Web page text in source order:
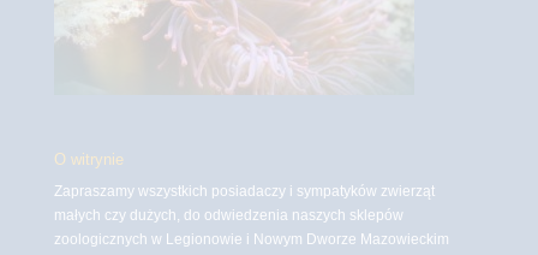
O witrynie
Zapraszamy wszystkich posiadaczy i sympatyków zwierząt
małych czy dużych, do odwiedzenia naszych sklepów
zoologicznych w Legionowie i Nowym Dworze Mazowieckim